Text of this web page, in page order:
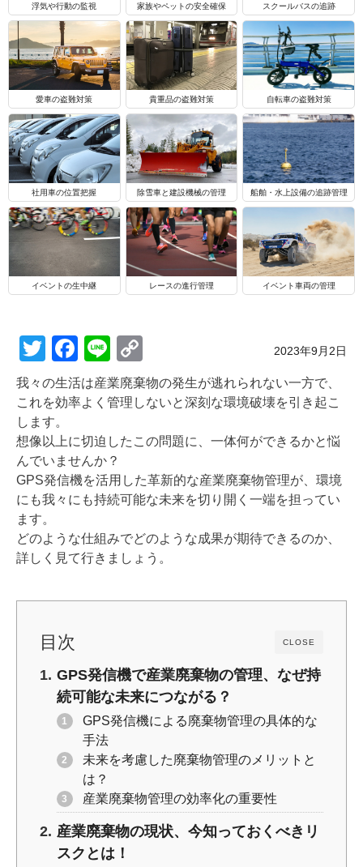
浮気や行動の監視 家族やペットの安全確保 スクールバスの追跡
愛車の盗難対策 貴重品の盗難対策 自転車の盗難対策
社用車の位置把握 除雪車と建設機械の管理 船舶・水上設備の追跡管理
イベントの生中継 レースの進行管理 イベント車両の管理
2023年9月2日
T
wi
tt
er
F
a
c
b
o
o
k
Li
n
e
o
p
Li
n
k
我々の生活は産業廃棄物の発生が逃れられない一方で、
これを効率よく管理しないと深刻な環境破壊を引き起こ
します。
想像以上に切迫したこの問題に、一体何ができるかと悩
んでいませんか？
GPS発信機を活用した革新的な産業廃棄物管理が、環境
にも我々にも持続可能な未来を切り開く一端を担ってい
ます。
どのような仕組みでどのような成果が期待できるのか、
詳しく見て行きましょう。
CLOSE
目次
GPS発信機で産業廃棄物の管理、なぜ持
続可能な未来につながる？
GPS発信機による廃棄物管理の具体的な
手法
未来を考慮した廃棄物管理のメリットと
は？
産業廃棄物管理の効率化の重要性
産業廃棄物の現状、今知っておくべきリ
スクとは！